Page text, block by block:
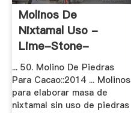
Molinos De
Nixtamal Uso -
Lime-Stone-
Crusher.xyz
... 50. Molino De Piedras
Para Cacao::2014 ... Molinos
para elaborar masa de
nixtamal sin uso de piedras